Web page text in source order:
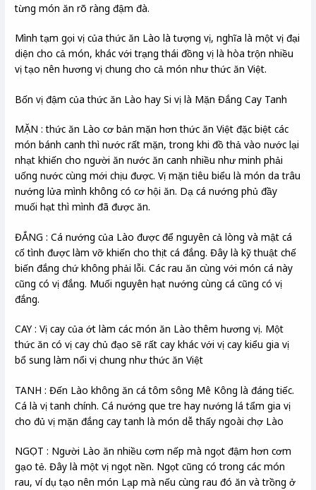
từng món ăn rõ ràng đậm đà.
Mình tạm gọi vị của thức ăn Lào là tượng vị, nghĩa là một vị đại
diện cho cả món, khác với trạng thái đồng vị là hòa trộn nhiều
vị tạo nên hương vị chung cho cả món như thức ăn Việt.
Bốn vị đậm của thức ăn Lào hay Si vị là Mặn Đắng Cay Tanh
MẶN : thức ăn Lào cơ bản mặn hơn thức ăn Việt đặc biệt các
món bánh canh thì nước rất mặn, trong khi đồ thả vào nước lại
nhạt khiến cho người ăn nước ăn canh nhiều như minh phải
uống nước cùng mới chịu được. Vị mặn tiêu biểu là món da trâu
nướng lửa mình không có cơ hội ăn. Dạ cá nướng phủ đầy
muối hạt thì mình đã được ăn.
ĐẮNG : Cá nướng của Lào được để nguyên cả lòng và mật cá
cố tình được làm vỡ khiến cho thịt cá đắng. Đây là kỹ thuật chế
biến đắng chứ không phải lỗi. Các rau ăn cùng với món cá này
cũng có vị đắng. Muối nguyên hạt nướng cùng cá cũng có vị
đắng.
CAY : Vị cay của ớt làm các món ăn Lào thêm hương vị. Một
thức ăn có vị cay chủ đạo sẽ rất cay khác với vị cay kiểu gia vị
bổ sung làm nổi vị chung như thức ăn Việt
TANH : Đến Lào không ăn cá tôm sông Mê Kông là đáng tiếc.
Cá là vị tanh chính. Cá nướng que tre hay nướng lá tẩm gia vị
cho đủ vị mặn đắng cay tanh là món dễ thấy ngoài chợ Lào
NGỌT : Người Lào ăn nhiều cơm nếp mà ngọt đậm hơn cơm
gạo tẻ. Đây là một vị ngọt nền. Ngọt cũng có trong các món
rau, ví dụ tạo nên món Lạp mà nếu cùng rau đó ăn và trồng ở